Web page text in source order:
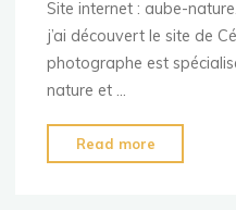
Site internet : aube-
j’ai découvert le site de
photographe est
nature et …
Read more
Girard"